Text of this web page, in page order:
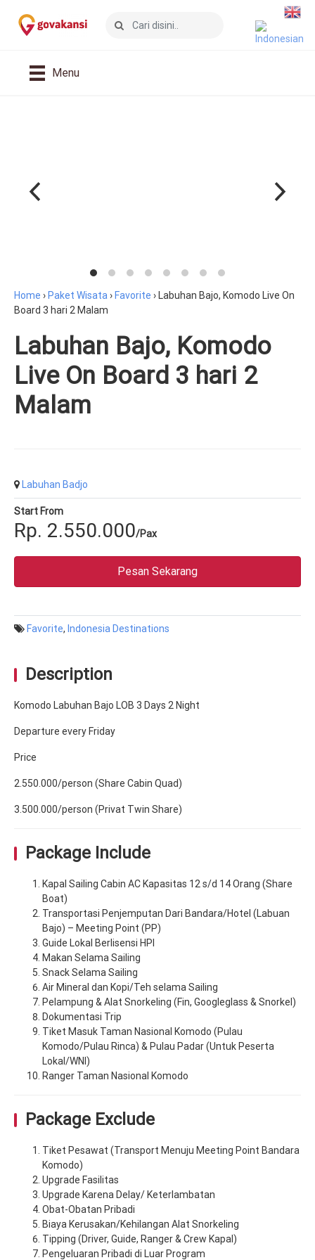
Menu
Home › Paket Wisata› Favorite › Labuhan Bajo, Komodo Live On
Board 3 hari 2 Malam
Labuhan Bajo, Komodo
Live On Board 3 hari 2
Malam
Labuhan Badjo
Start From
Rp. 2.550.000/Pax
Pesan Sekarang
Favorite, Indonesia Destinations
Description
Komodo Labuhan Bajo LOB 3 Days 2 Night
Departure every Friday
Price
2.550.000/person (Share Cabin Quad)
3.500.000/person (Privat Twin Share)
Package Include
Kapal Sailing Cabin AC Kapasitas 12 s/d 14 Orang (Share
Boat)
Transportasi Penjemputan Dari Bandara/Hotel (Labuan
Bajo) – Meeting Point (PP)
Guide Lokal Berlisensi HPI
Makan Selama Sailing
Snack Selama Sailing
Air Mineral dan Kopi/Teh selama Sailing
Pelampung & Alat Snorkeling (Fin, Googleglass & Snorkel)
Dokumentasi Trip
Tiket Masuk Taman Nasional Komodo (Pulau
Komodo/Pulau Rinca) & Pulau Padar (Untuk Peserta
Lokal/WNI)
Ranger Taman Nasional Komodo
Package Exclude
Tiket Pesawat (Transport Menuju Meeting Point Bandara
Komodo)
Upgrade Fasilitas
Upgrade Karena Delay/ Keterlambatan
Obat-Obatan Pribadi
Biaya Kerusakan/Kehilangan Alat Snorkeling
Tipping (Driver, Guide, Ranger & Crew Kapal)
Pengeluaran Pribadi di Luar Program